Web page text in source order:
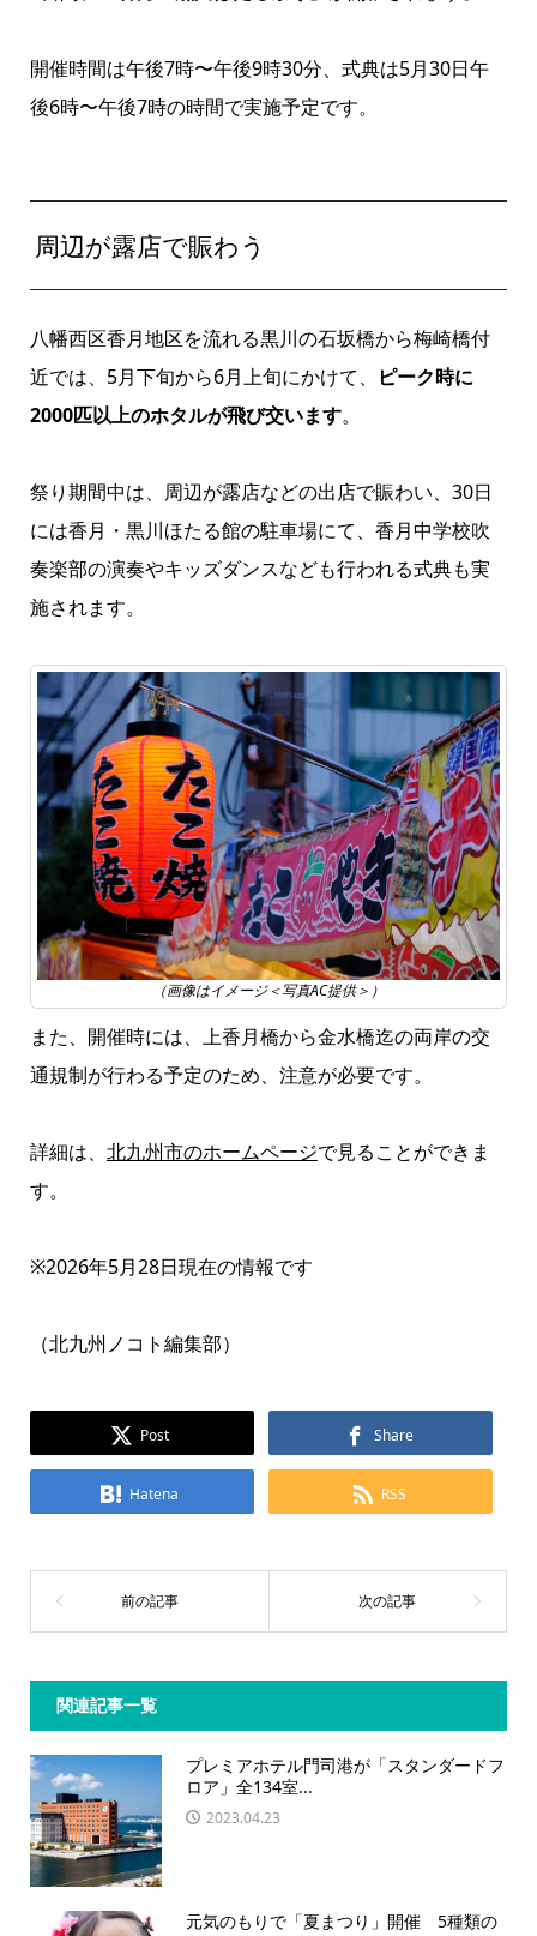
開催時間は午後7時〜午後9時30分、式典は5月30日午
後6時〜午後7時の時間で実施予定です。
周辺が露店で賑わう
八幡西区香月地区を流れる黒川の石坂橋から梅崎橋付
近では、5月下旬から6月上旬にかけて、
ピーク時に
2000匹以上のホタルが飛び交います。
祭り期間中は、周辺が露店などの出店で賑わい、30日
には香月・黒川ほたる館の駐車場にて、香月中学校吹
奏楽部の演奏やキッズダンスなども行われる式典も実
施されます。
（画像はイメージ＜写真AC提供＞）
また、開催時には、上香月橋から金水橋迄の両岸の交
通規制が行わる予定のため、注意が必要です。
詳細は、 北九州市のホームページで見ることができま
す。
※2026年5月28日現在の情報です
（北九州ノコト編集部）
Post Share
Hatena RSS
関連記事一覧
プレミアホテル門司港が「スタンダードフ
ロア」全134室...
2023.04.23
元気のもりで「夏まつり」開催 5種類の